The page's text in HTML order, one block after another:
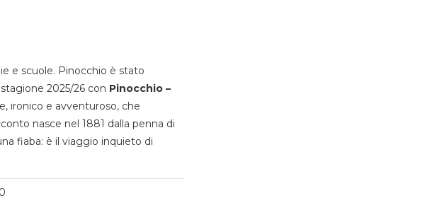
e scuole. Pinocchio è stato
2025/26 con Pinocchio –
ironico e avventuroso, che
nasce nel 1881 dalla penna di
fiaba: è il viaggio inquieto di